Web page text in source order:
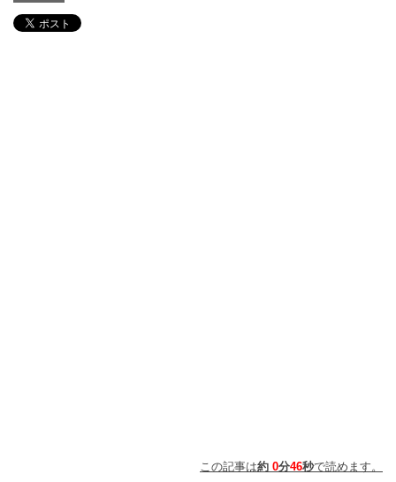
この記事は約 0分46秒で読めます。